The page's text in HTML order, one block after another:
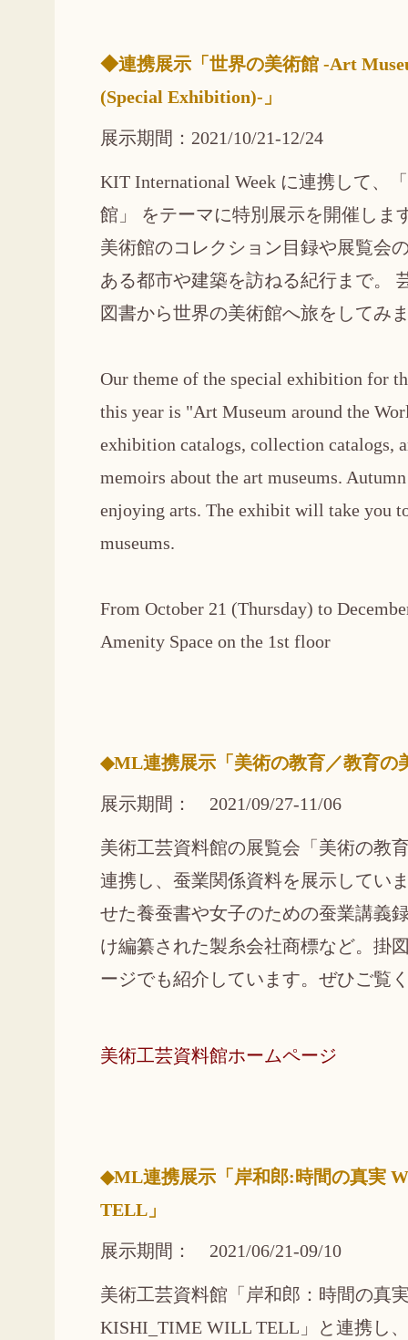
◆連携展示「世界の美術館 -Art
(Special Exhibition)-」
展示期間：2021/10/21-12/24
KIT International Week に連携して、
館」 をテーマに特別展示を開催しま
美術館のコレクション目録や展覧会
ある都市や建築を訪ねる紀行まで。
図書から世界の美術館へ旅をしてみ
Our theme of the special exhibition for
this year is "Art Museum around the
exhibition catalogs, collection catalogs,
memoirs about the art museums.
enjoying arts. The exhibit will take you
museums.
From October 21 (Thursday) to
Amenity Space on the 1st floor
◆ML連携展示「美術の教育／教育の
展示期間： 2021/09/27-11/06
美術工芸資料館の展覧会「美術の教
連携し、蚕業関係資料を展示してい
せた養蚕書や女子のための蚕業講義
け編纂された製糸会社商標など。掛
ージでも紹介しています。ぜひご覧
美術工芸資料館ホームページ
◆ML連携展示「岸和郎:時間の真実
TELL」
展示期間： 2021/06/21-09/10
美術工芸資料館「岸和郎：時間の真
KISHI_TIME WILL TELL」と連携し